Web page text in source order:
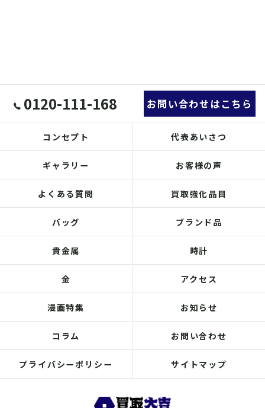
0120-111-168 お問い合わせはこちら
コンセプト 代表あいさつ
ギャラリー お客様の声
よくある質問 買取強化品目
バッグ ブランド品
貴金属 時計
金 アクセス
漫画特集 お知らせ
コラム お問い合わせ
プライバシーポリシー サイトマップ